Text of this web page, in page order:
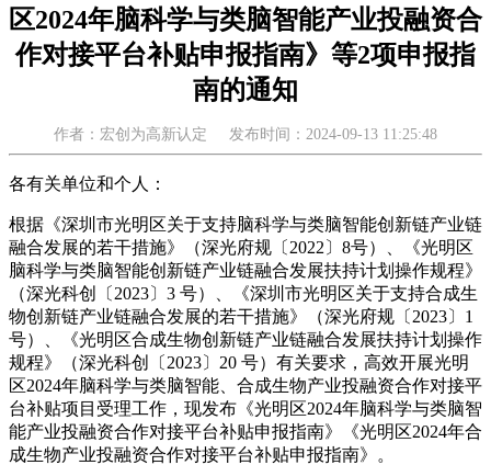
区2024年脑科学与类脑智能产业投融资合
作对接平台补贴申报指南》等2项申报指
南的通知
作者：宏创为高新认定 发布时间：2024-09-13 11:25:48
各有关单位和个人：
根据《深圳市光明区关于支持脑科学与类脑智能创新链产业链
融合发展的若干措施》（深光府规〔2022〕8号）、《光明区
脑科学与类脑智能创新链产业链融合发展扶持计划操作规程》
（深光科创〔2023〕3 号）、《深圳市光明区关于支持合成生
物创新链产业链融合发展的若干措施》（深光府规〔2023〕1
号）、《光明区合成生物创新链产业链融合发展扶持计划操作
规程》（深光科创〔2023〕20 号）有关要求，高效开展光明
区2024年脑科学与类脑智能、合成生物产业投融资合作对接平
台补贴项目受理工作，现发布《光明区2024年脑科学与类脑智
能产业投融资合作对接平台补贴申报指南》《光明区2024年合
成生物产业投融资合作对接平台补贴申报指南》。